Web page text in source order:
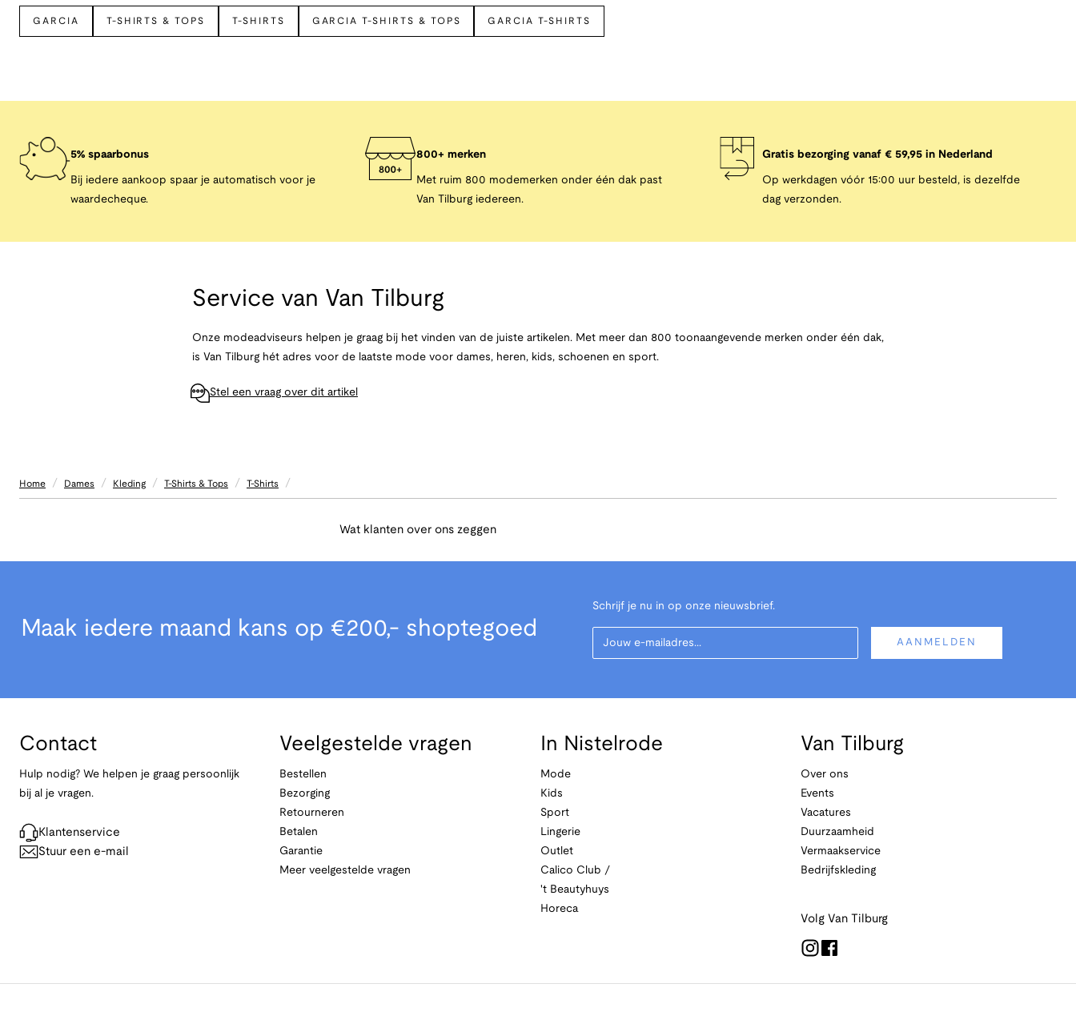
GARCIA T-SHIRTS & TOPS T-SHIRTS GARCIA T-SHIRTS & TOPS GARCIA T-SHIRTS
5% spaarbonus
Bij iedere aankoop spaar je automatisch voor je
waardecheque.
800+ merken
Met ruim 800 modemerken onder één dak past
Van Tilburg iedereen.
Gratis bezorging vanaf € 59,95 in Nederland
Op werkdagen vóór 15:00 uur besteld, is dezelfde
dag verzonden.
Service van Van Tilburg
Onze modeadviseurs helpen je graag bij het vinden van de juiste artikelen. Met meer dan 800 toonaangevende merken onder één dak,
is Van Tilburg hét adres voor de laatste mode voor dames, heren, kids, schoenen en sport.
Stel een vraag over dit artikel
Home / Dames / Kleding / T-Shirts & Tops / T-Shirts /
Wat klanten over ons zeggen
Maak iedere maand kans op €200,- shoptegoed
Schrijf je nu in op onze nieuwsbrief.
Your Email
AANMELDEN
Contact
Hulp nodig? We helpen je graag persoonlijk
bij al je vragen.
Klantenservice
Stuur een e-mail
Veelgestelde vragen
Bestellen
Bezorging
Retourneren
Betalen
Garantie
Meer veelgestelde vragen
In Nistelrode
Mode
Kids
Sport
Lingerie
Outlet
Calico Club /
't Beautyhuys
Horeca
Van Tilburg
Over ons
Events
Vacatures
Duurzaamheid
Vermaakservice
Bedrijfskleding
Volg Van Tilburg